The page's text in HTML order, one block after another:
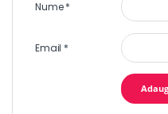
Nume*
Email *